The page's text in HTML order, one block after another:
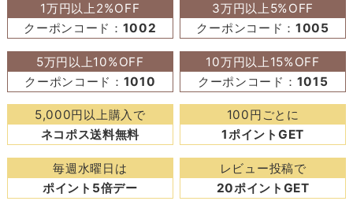
1万円以上2%OFF
クーポンコード： 1002
3万円以上5%OFF
クーポンコード：1005
5万円以上10%OFF
クーポンコード： 1010
10万円以上15%OFF
クーポンコード： 1015
5,000円以上購入で
ネコポス送料無料
100円ごとに
1ポイントGET
毎週水曜日は
ポイント5倍デー
レビュー投稿で
20ポイントGET